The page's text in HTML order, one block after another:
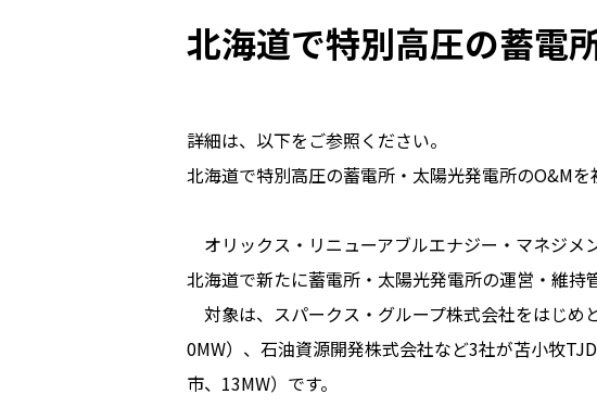
北海道で特別高圧の蓄電
詳細は、以下をご参照ください。
北海道で特別高圧の蓄電所・太陽光発電所のO&Mを
オリックス・リニューアブルエナジー・マネジメ
北海道で新たに蓄電所・太陽光発電所の運営・維
対象は、スパークス・グループ株式会社をはじめ
0MW）、石油資源開発株式会社など3社が苫小牧
市、13MW）です。